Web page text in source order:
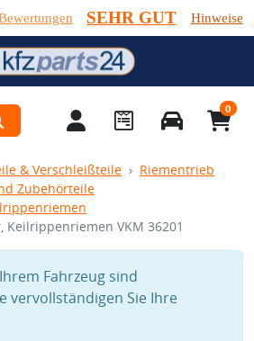
SEHR GUT Hinweise
0
& Verschleißteile
Riementrieb
Zubehörteile
Keilrippenriemen VKM 36201
Fahrzeug sind
vervollständigen Sie Ihre